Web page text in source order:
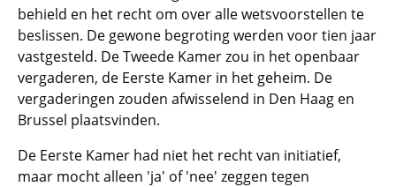
behield en het recht om over alle wetsvoorstellen te
beslissen. De gewone begroting werden voor tien jaar
vastgesteld. De Tweede Kamer zou in het openbaar
vergaderen, de Eerste Kamer in het geheim. De
vergaderingen zouden afwisselend in Den Haag en
Brussel plaatsvinden.
De Eerste Kamer had niet het recht van initiatief,
maar mocht alleen 'ja' of 'nee' zeggen tegen